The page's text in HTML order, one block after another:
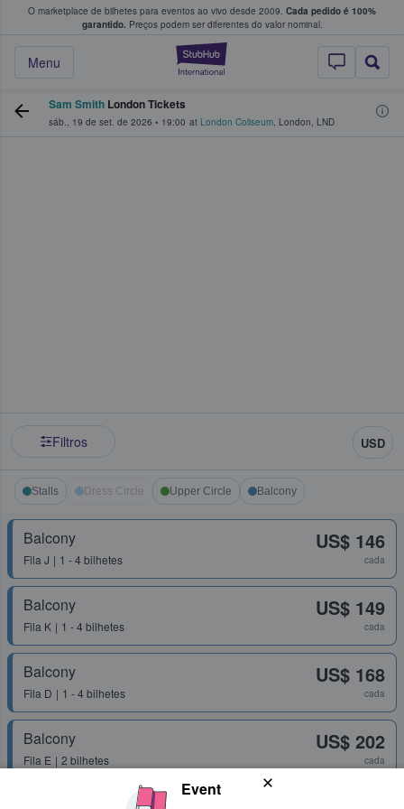
O marketplace de bilhetes para eventos ao vivo desde 2009. Cada pedido é 100%
garantido. Preços podem ser diferentes do valor nominal.
StubHub – onde
Menu
fãs compram e vendem bilhetes
Sam Smith London Tickets
sáb., 19 de set. de 2026 • 19:00 at London Coliseum, London, LND
Filtros USD
Stalls Dress Circle Upper Circle Balcony
Balcony
Fila J 1 - 4 bilhetes
US$ 146
cada
Balcony
Fila K 1 - 4 bilhetes
US$ 149
cada
Balcony
Fila D 1 - 4 bilhetes
US$ 168
cada
Balcony
Fila E 2 bilhetes
US$ 202
cada
Event